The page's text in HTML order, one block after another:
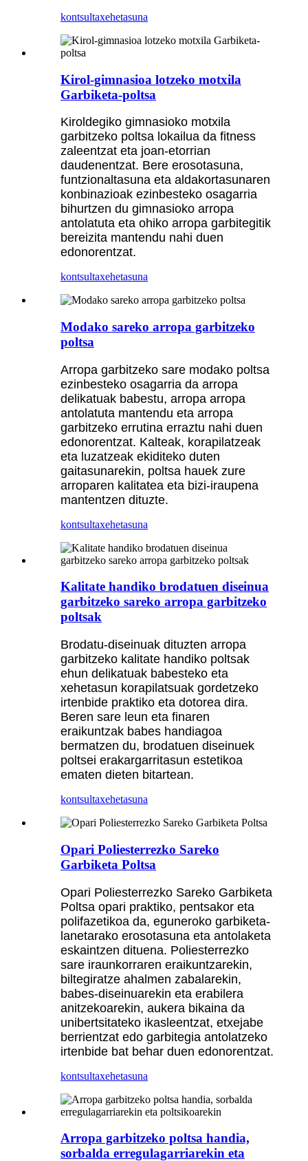
kontsultaxehetasuna
Kirol-gimnasioa lotzeko motxila
Garbiketa-poltsa
Kiroldegiko gimnasioko motxila
garbitzeko poltsa lokailua da fitness
zaleentzat eta joan-etorrian
daudenentzat. Bere erosotasuna,
funtzionaltasuna eta aldakortasunaren
konbinazioak ezinbesteko osagarria
bihurtzen du gimnasioko arropa
antolatuta eta ohiko arropa garbitegitik
bereizita mantendu nahi duen
edonorentzat.
kontsultaxehetasuna
Modako sareko arropa garbitzeko
poltsa
Arropa garbitzeko sare modako poltsa
ezinbesteko osagarria da arropa
delikatuak babestu, arropa arropa
antolatuta mantendu eta arropa
garbitzeko errutina erraztu nahi duen
edonorentzat. Kalteak, korapilatzeak
eta luzatzeak ekiditeko duten
gaitasunarekin, poltsa hauek zure
arroparen kalitatea eta bizi-iraupena
mantentzen dituzte.
kontsultaxehetasuna
Kalitate handiko brodatuen diseinua
garbitzeko sareko arropa garbitzeko
poltsak
Brodatu-diseinuak dituzten arropa
garbitzeko kalitate handiko poltsak
ehun delikatuak babesteko eta
xehetasun korapilatsuak gordetzeko
irtenbide praktiko eta dotorea dira.
Beren sare leun eta finaren
eraikuntzak babes handiagoa
bermatzen du, brodatuen diseinuek
poltsei erakargarritasun estetikoa
ematen dieten bitartean.
kontsultaxehetasuna
Opari Poliesterrezko Sareko
Garbiketa Poltsa
Opari Poliesterrezko Sareko Garbiketa
Poltsa opari praktiko, pentsakor eta
polifazetikoa da, eguneroko garbiketa-
lanetarako erosotasuna eta antolaketa
eskaintzen dituena. Poliesterrezko
sare iraunkorraren eraikuntzarekin,
biltegiratze ahalmen zabalarekin,
babes-diseinuarekin eta erabilera
anitzekoarekin, aukera bikaina da
unibertsitateko ikasleentzat, etxejabe
berrientzat edo garbitegia antolatzeko
irtenbide bat behar duen edonorentzat.
kontsultaxehetasuna
Arropa garbitzeko poltsa handia,
sorbalda erregulagarriarekin eta